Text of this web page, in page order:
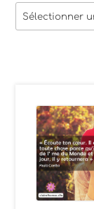
Thèmes
des